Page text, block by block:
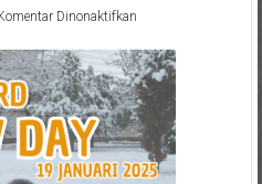
Dinonaktifkanpada
Jadi
Tuan
Rumah
Tarkam
Kemenpora
2025,
Ajang